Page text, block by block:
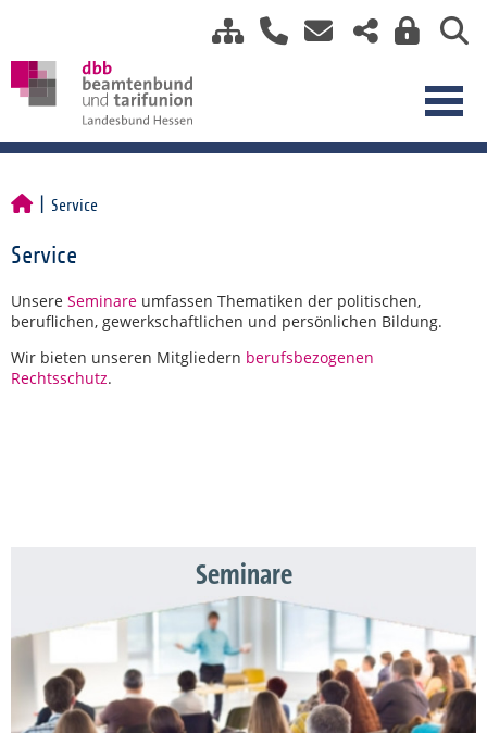
Service
Service
Unsere Seminare umfassen Thematiken der politischen,
beruflichen, gewerkschaftlichen und persönlichen Bildung.
Wir bieten unseren Mitgliedern berufsbezogenen
Rechtsschutz.
Seminare